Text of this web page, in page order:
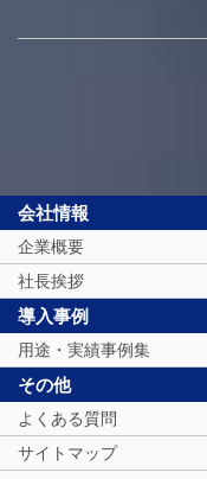
会社情報
企業概要
社長挨拶
導入事例
用途・実績事例集
その他
よくある質問
サイトマップ